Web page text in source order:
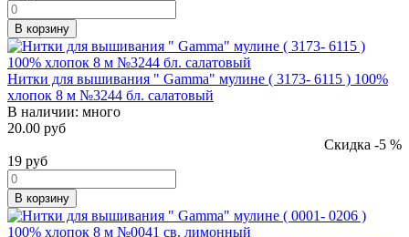
В корзину
Нитки для вышивания " Gamma" мулине ( 3173- 6115 ) 100%
хлопок 8 м №3244 бл. салатовый
В наличии: много
20.00 руб
Скидка -5 %
19 руб
В корзину